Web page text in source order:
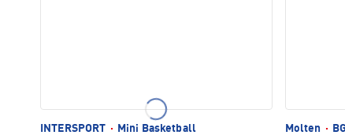
INTERSPORT ·
Mini Basketball
Molten ·